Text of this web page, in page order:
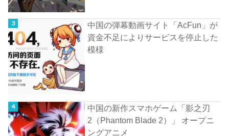
中国の弾幕動画サイト「AcFun」が
資金不足によりサービスを停止した
模様
中国の新作スマホゲーム「影之刃
2（Phantom Blade 2）」 オープニ
ングアニメ